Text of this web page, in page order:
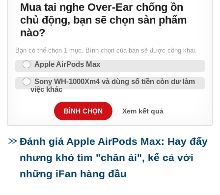
Mua tai nghe Over-Ear chống ồn
chủ động, bạn sẽ chọn sản phẩm
nào?
Bạn có thể chọn 1 mục. Bình chọn của bạn sẽ được công khai.
Apple AirPods Max
Sony WH-1000Xm4 và dùng số tiền còn dư làm
việc khác
BÌNH CHỌN Xem kết quả
Đánh giá Apple AirPods Max: Hay đấy
nhưng khó tìm "chân ái", kể cả với
những iFan hàng đầu